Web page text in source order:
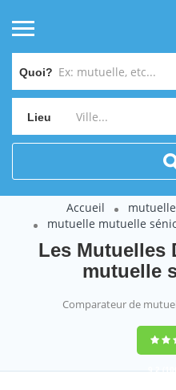
Quoi?
Lieu
Accueil
mutuelle mutuelle
Les Mutuelles
mutuelle
Comparateur de
9,2